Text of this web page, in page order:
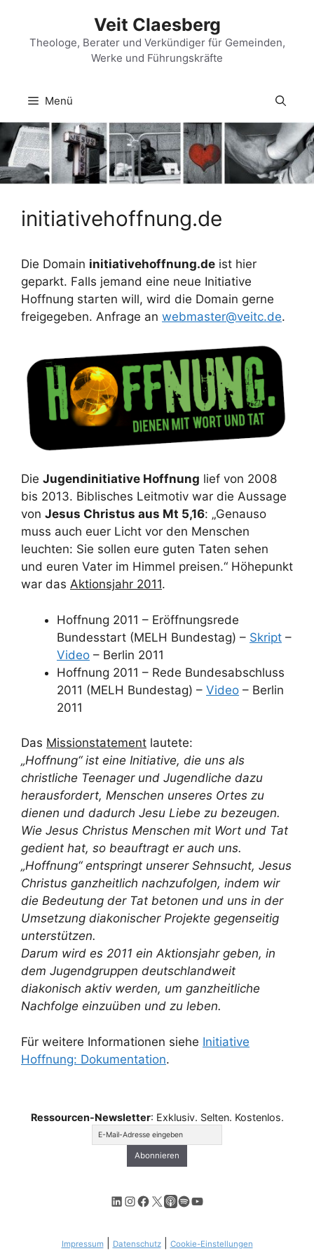
springen
Veit Claesberg
Theologe, Berater und Verkündiger für Gemeinden,
Werke und Führungskräfte
Menü
initiativehoffnung.de
Die Domain initiativehoffnung.de ist hier
geparkt. Falls jemand eine neue Initiative
Hoffnung starten will, wird die Domain gerne
freigegeben. Anfrage an webmaster@veitc.de.
Die Jugendinitiative Hoffnung lief von 2008
bis 2013. Biblisches Leitmotiv war die Aussage
von Jesus Christus aus Mt 5,16: „Genauso
muss auch euer Licht vor den Menschen
leuchten: Sie sollen eure guten Taten sehen
und euren Vater im Himmel preisen.“ Höhepunkt
war das Aktionsjahr 2011.
Hoffnung 2011 – Eröffnungsrede
Bundesstart (MELH Bundestag) – Skript –
Video – Berlin 2011
Hoffnung 2011 – Rede Bundesabschluss
2011 (MELH Bundestag) – Video – Berlin
2011
Das Missionstatement lautete:
„Hoffnung“ ist eine Initiative, die uns als
christliche Teenager und Jugendliche dazu
herausfordert, Menschen unseres Ortes zu
dienen und dadurch Jesu Liebe zu bezeugen.
Wie Jesus Christus Menschen mit Wort und Tat
gedient hat, so beauftragt er auch uns.
„Hoffnung“ entspringt unserer Sehnsucht, Jesus
Christus ganzheitlich nachzufolgen, indem wir
die Bedeutung der Tat betonen und uns in der
Umsetzung diakonischer Projekte gegenseitig
unterstützen.
Darum wird es 2011 ein Aktionsjahr geben, in
dem Jugendgruppen deutschlandweit
diakonisch aktiv werden, um ganzheitliche
Nachfolge einzuüben und zu leben.
Für weitere Informationen siehe Initiative
Hoffnung: Dokumentation.
Ressourcen-Newsletter: Exklusiv. Selten. Kostenlos.
LinkedIn
Instagram
Facebook
X Apple Podcasts
Spotify
YouTube
Impressum| Datenschutz| Cookie-Einstellungen